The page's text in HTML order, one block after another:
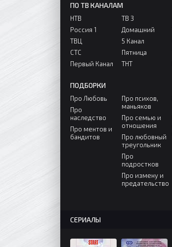
ПО ТВ КАНАЛАМ
НТВ
Россия 1
ТВЦ
СТС
Первый Канал
ТВ 3
Домашний
5 Канал
Пятница
ТНТ
ПОДБОРКИ
Про Любовь
Про
наследство
Про ментов и
бандитов
Про психов,
маньяков
Про семью и
отношения
Про любовный
треугольник
Про
подростков
Про измену и
предательство
СЕРИАЛЫ